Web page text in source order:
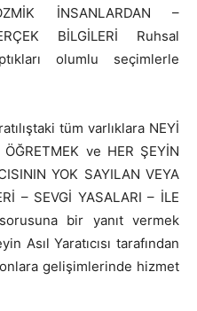
İNSANLARDAN –
BİLGİLERİ Ruhsal
olumlu seçimlerle
tüm varlıklara NEYİ
ÖĞRETMEK ve HER ŞEYİN
YOK SAYILAN VEYA
– SEVGİ YASALARI – İLE
bir yanıt vermek
Asıl Yaratıcısı tarafından
gelişimlerinde hizmet